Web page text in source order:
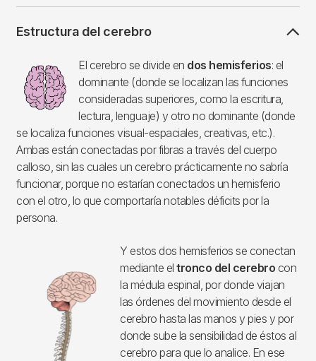
Estructura del cerebro
Imagen El cerebro se divide en dos hemisferios: el
dominante (donde se localizan las funciones
consideradas superiores, como la escritura,
lectura, lenguaje) y otro no dominante (donde
se localiza funciones visual-espaciales, creativas, etc.).
Ambas están conectadas por fibras a través del cuerpo
calloso, sin las cuales un cerebro prácticamente no sabría
funcionar, porque no estarían conectados un hemisferio
con el otro, lo que comportaría notables déficits por la
persona.
Y estos dos hemisferios se conectan
mediante el tronco del cerebro con
la médula espinal, por donde viajan
las órdenes del movimiento desde el
cerebro hasta las manos y pies y por
donde sube la sensibilidad de éstos al
cerebro para que lo analice. En ese